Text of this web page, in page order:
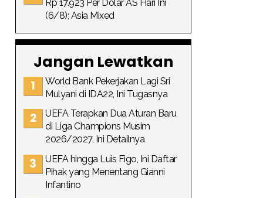
Rp 17.923 Per Dolar AS Hari Ini
(6/8); Asia Mixed
Jangan Lewatkan
World Bank Pekerjakan Lagi Sri
Mulyani di IDA22, Ini Tugasnya
UEFA Terapkan Dua Aturan Baru
di Liga Champions Musim
2026/2027, Ini Detailnya
UEFA hingga Luis Figo, Ini Daftar
Pihak yang Menentang Gianni
Infantino